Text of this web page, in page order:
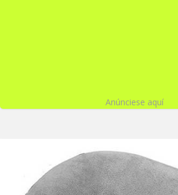
Anúnciese aquí